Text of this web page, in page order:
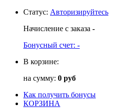
Статус: Авторизируйтесь
Начисление с заказа -
Бонусный счет: -
В корзине:
на сумму: 0 руб
Как получить бонусы
КОРЗИНА